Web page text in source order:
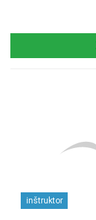
inštruktor